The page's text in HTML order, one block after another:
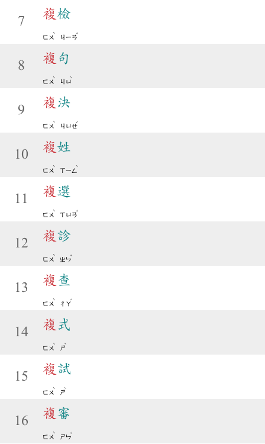
7
複 檢
ㄈㄨ
ˋ
ㄐㄧㄢ
ˇ
8
複 句
ㄈㄨ
ˋ
ㄐㄩ
ˋ
9
複 決
ㄈㄨ
ˋ
ㄐㄩㄝ
ˊ
10
複 姓
ㄈㄨ
ˋ
ㄒㄧㄥ
ˋ
11
複 選
ㄈㄨ
ˋ
ㄒㄩㄢ
ˇ
12
複 診
ㄈㄨ
ˋ
ㄓㄣ
ˇ
13
複 查
ㄈㄨ
ˋ
ㄔㄚ
ˊ
14
複 式
ㄈㄨ
ˋ
ㄕ
ˋ
15
複 試
ㄈㄨ
ˋ
ㄕ
ˋ
16
複 審
ㄈㄨ
ˋ
ㄕㄣ
ˇ